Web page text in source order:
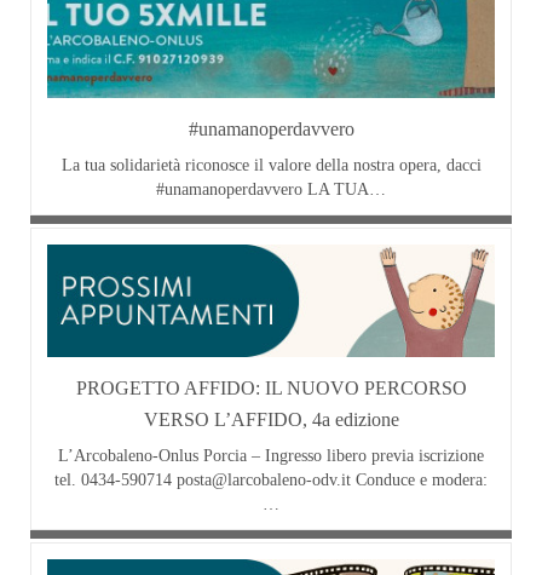
#unamanoperdavvero
La tua solidarietà riconosce il valore della nostra opera, dacci
#unamanoperdavvero LA TUA…
PROGETTO AFFIDO: IL NUOVO PERCORSO
VERSO L’AFFIDO, 4a edizione
L’Arcobaleno-Onlus Porcia – Ingresso libero previa iscrizione
tel. 0434-590714 posta@larcobaleno-odv.it Conduce e modera: